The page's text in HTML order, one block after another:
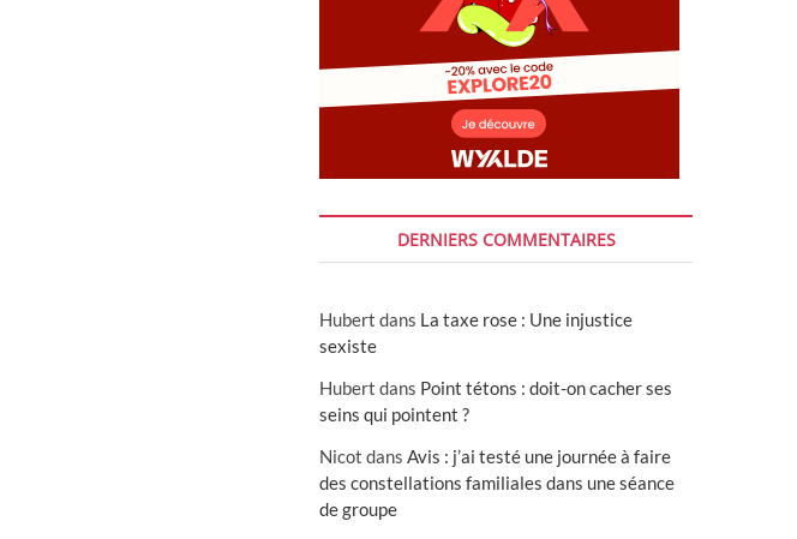
DERNIERS COMMENTAIRES
Hubert dans La taxe rose : Une injustice
sexiste
Hubert dans Point tétons : doit-on cacher ses
seins qui pointent ?
Nicot dans Avis : j’ai testé une journée à faire
des constellations familiales dans une séance
de groupe